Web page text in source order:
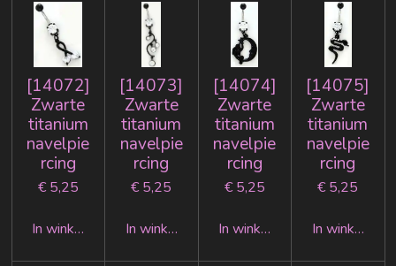
[14072]
Zwarte
titanium
navelpie
rcing
€ 5,25
In winkelwagen
[14073]
Zwarte
titanium
navelpie
rcing
€ 5,25
In winkelwagen
[14074]
Zwarte
titanium
navelpie
rcing
€ 5,25
In winkelwagen
[14075]
Zwarte
titanium
navelpie
rcing
€ 5,25
In